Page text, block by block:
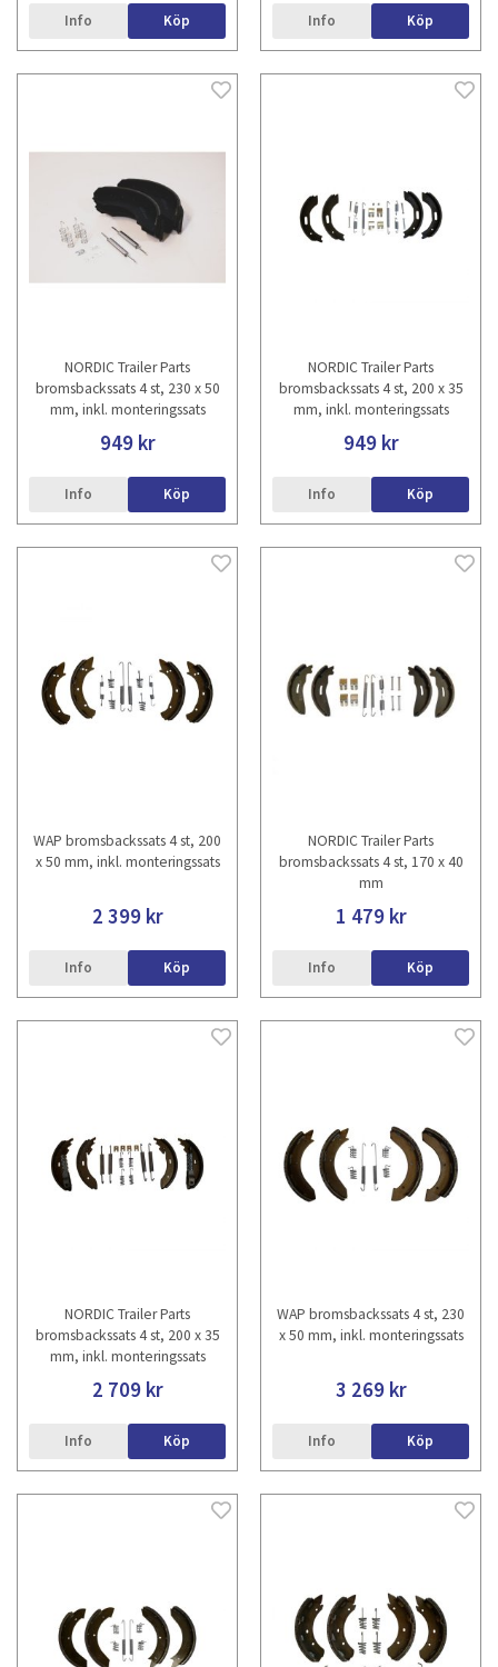
Info Köp Info Köp
NORDIC Trailer Parts
bromsbackssats 4 st, 230 x 50
mm, inkl. monteringssats
949 kr
Info Köp
NORDIC Trailer Parts
bromsbackssats 4 st, 200 x 35
mm, inkl. monteringssats
949 kr
Info Köp
WAP bromsbackssats 4 st, 200
x 50 mm, inkl. monteringssats
2 399 kr
Info Köp
NORDIC Trailer Parts
bromsbackssats 4 st, 170 x 40
mm
1 479 kr
Info Köp
NORDIC Trailer Parts
bromsbackssats 4 st, 200 x 35
mm, inkl. monteringssats
2 709 kr
Info Köp
WAP bromsbackssats 4 st, 230
x 50 mm, inkl. monteringssats
3 269 kr
Info Köp